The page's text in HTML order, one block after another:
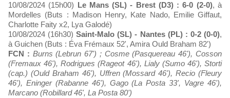
10/08/2024 (15h00) Le Mans (SL) - Brest (D3) : 6-0 (2-0), à
Mordelles (Buts : Madison Henry, Kate Nado, Emilie Giffaut,
Charlotte Faity x2, Lya Galodé)
10/08/2024 (16h30)Saint-Malo (SL) - Nantes (PL) : 0-2 (0-0),
à Guichen (Buts : Éva Frémaux 52', Amira Ould Braham 82')
FCN : Burns (Lebrun 67') ; Cosme (Pasquereau 46'), Cosson
(Fremaux 46'), Rodrigues (Rageot 46'), Lialy (Sumo 46'), Storti
(cap.) (Ould Braham 46'), Uffren (Mossard 46'), Recio (Fleury
46'), Eninger (Rabanne 46'), Gago (La Posta 33', Vagre 46'),
Marcano (Robillard 46', La Posta 80')